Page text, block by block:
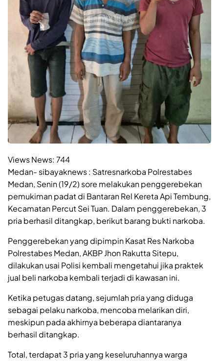
Views News: 744
Medan- sibayaknews : Satresnarkoba Polrestabes
Medan, Senin (19/2) sore melakukan penggerebekan
pemukiman padat di Bantaran Rel Kereta Api Tembung,
Kecamatan Percut Sei Tuan. Dalam penggerebekan, 3
pria berhasil ditangkap, berikut barang bukti narkoba.
Penggerebekan yang dipimpin Kasat Res Narkoba
Polrestabes Medan, AKBP Jhon Rakutta Sitepu,
dilakukan usai Polisi kembali mengetahui jika praktek
jual beli narkoba kembali terjadi di kawasan ini.
Ketika petugas datang, sejumlah pria yang diduga
sebagai pelaku narkoba, mencoba melarikan diri,
meskipun pada akhirnya beberapa diantaranya
berhasil ditangkap.
Total, terdapat 3 pria yang keseluruhannya warga